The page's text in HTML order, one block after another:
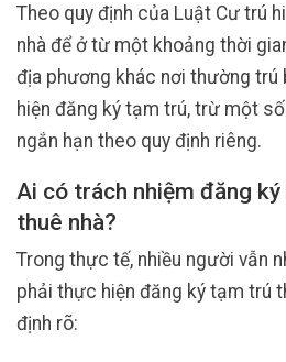
Theo quy định của Luật Cư trú
nhà để ở từ một khoảng thời
địa phương khác nơi thường
hiện đăng ký tạm trú, trừ một
ngắn hạn theo quy định riêng.
Ai có trách nhiệm đăng
thuê nhà?
Trong thực tế, nhiều người vẫn
phải thực hiện đăng ký tạm trú
định rõ: